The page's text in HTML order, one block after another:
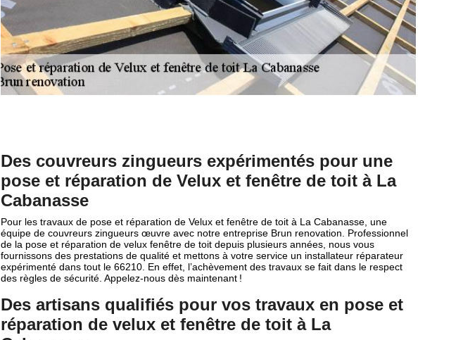
Des couvreurs zingueurs expérimentés pour une
pose et réparation de Velux et fenêtre de toit à La
Cabanasse
Pour les travaux de pose et réparation de Velux et fenêtre de toit à La Cabanasse, une
équipe de couvreurs zingueurs œuvre avec notre entreprise Brun renovation. Professionnel
de la pose et réparation de velux fenêtre de toit depuis plusieurs années, nous vous
fournissons des prestations de qualité et mettons à votre service un installateur réparateur
expérimenté dans tout le 66210. En effet, l’achèvement des travaux se fait dans le respect
des règles de sécurité. Appelez-nous dès maintenant !
Des artisans qualifiés pour vos travaux en pose et
réparation de velux et fenêtre de toit à La